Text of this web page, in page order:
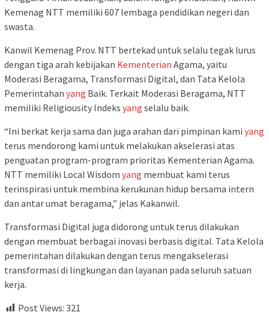
Kemenag NTT memiliki 607 lembaga pendidikan negeri dan
swasta.
Kanwil Kemenag Prov. NTT bertekad untuk selalu tegak lurus
dengan tiga arah kebijakan Kementerian Agama, yaitu
Moderasi Beragama, Transformasi Digital, dan Tata Kelola
Pemerintahan yang Baik. Terkait Moderasi Beragama, NTT
memiliki Religiousity Indeks yang selalu baik.
“Ini berkat kerja sama dan juga arahan dari pimpinan kami yang
terus mendorong kami untuk melakukan akselerasi atas
penguatan program-program prioritas Kementerian Agama.
NTT memiliki Local Wisdom yang membuat kami terus
terinspirasi untuk membina kerukunan hidup bersama intern
dan antar umat beragama,” jelas Kakanwil.
Transformasi Digital juga didorong untuk terus dilakukan
dengan membuat berbagai inovasi berbasis digital. Tata Kelola
pemerintahan dilakukan dengan terus mengakselerasi
transformasi di lingkungan dan layanan pada seluruh satuan
kerja.
Post Views: 321